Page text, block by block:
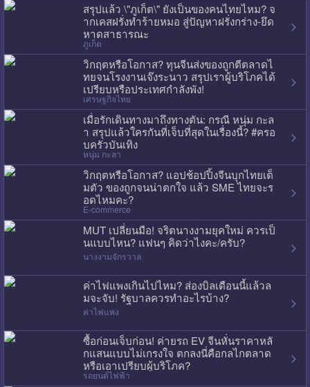
สรุปแล้ว \"ภูเก็ต\" ยังเป็นของคนไทยไหม? จ
ากเคสฝรั่งทำร้ายหมอ สู่ปัญหาฝรั่งกร่าง-ยึด
หาดสาธารณะ
ภูเก็ต
วิกฤตหรือโอกาส? ทุนจีนส่งของถูกตีตลาดไ
ทยจนโรงงานเจ๊งระนาว สรุปเราผู้บริโภคได้
เปรียบหรือประเทศกำลังพัง!
เศรษฐกิจไทย
เมื่อรักเดินทางมาถึงทางตัน: กรณี หนุ่ม กะล
า สรุปแล้วใครกันที่เจ็บที่สุดในเรื่องนี้? #ครอ
บครัวบันเทิง
หนุ่ม กะลา
วิกฤตหรือโอกาส? แอปช้อปปิ้งจีนบุกไทยเต็
มตัว ของถูกจนน่าตกใจ แล้ว SME ไทยจะร
อดไหมคะ?
E-commerce
MUT เปลี่ยนมือ! จริตนางงามยุคใหม่ ควรเป็
นแบบไหน? แฟนๆ คิดว่าไงคะ/ครับ?
นางงามจักรวาล
ค่าไฟแพงเกินไปไหม? ส่องบิลเดือนนี้แล้วล
มจะจับ! รัฐบาลควรทำอะไรบ้าง?
ค่าไฟแพง
ซื้อก่อนเจ็บก่อน! ค่ายรถ EV จีนหั่นราคาหลั
กแสนแบบไม่เกรงใจ ตกลงนี่คือกลไกตลาด
หรือเอาเปรียบผู้บริโภค?
รถยนต์ไฟฟ้า